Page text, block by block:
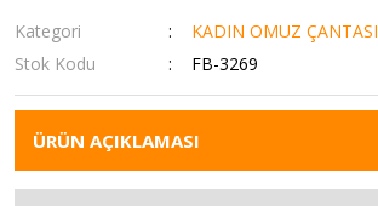
Kategori
KADIN OMUZ ÇANTASI
Stok Kodu
FB-3269
ÜRÜN AÇIKLAMASI